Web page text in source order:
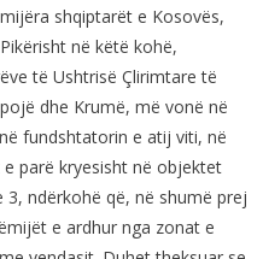
shqiptarët e Kosovës,
në këtë kohë,
të Ushtrisë Çlirimtare të
dhe Krumë, më vonë në
fundshtatorin e atij viti, në
parë kryesisht në objektet
ndërkohë që, në shumë prej
e ardhur nga zonat e